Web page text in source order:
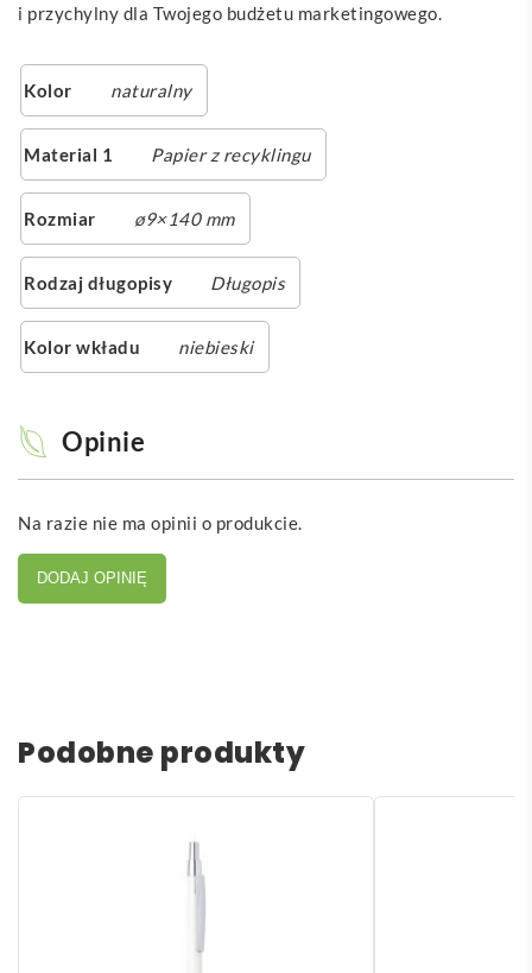
i przychylny dla Twojego budżetu marketingowego.
Kolor naturalny
Material 1 Papier z recyklingu
Rozmiar ø9×140 mm
Rodzaj długopisy Długopis
Kolor wkładu niebieski
Opinie
Na razie nie ma opinii o produkcie.
DODAJ OPINIĘ
Podobne produkty